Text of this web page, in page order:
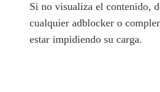
Si no visualiza el contenido,
cualquier adblocker o
estar impidiendo su carga.